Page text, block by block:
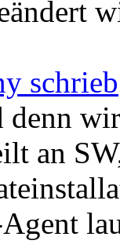
schrieb
denn
an